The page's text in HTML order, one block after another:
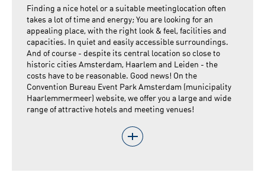
Finding a nice hotel or a suitable meetinglocation often
takes a lot of time and energy; You are looking for an
appealing place, with the right look & feel, facilities and
capacities. In quiet and easily accessible surroundings.
And of course - despite its central location so close to
historic cities Amsterdam, Haarlem and Leiden - the
costs have to be reasonable. Good news! On the
Convention Bureau Event Park Amsterdam (municipality
Haarlemmermeer) website, we offer you a large and wide
range of attractive hotels and meeting venues!